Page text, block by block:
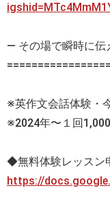
— その場で瞬時に伝
※英作文会話体験・
※2024年〜１回
◆無料体験レッスン
https://